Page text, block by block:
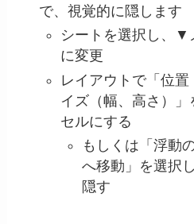
で、視覚的に隠します
シートを選択し、▼
に変更
レイアウトで「位
イズ（幅、高さ）
セルにする
もしくは「浮動
へ移動」を選択
隠す